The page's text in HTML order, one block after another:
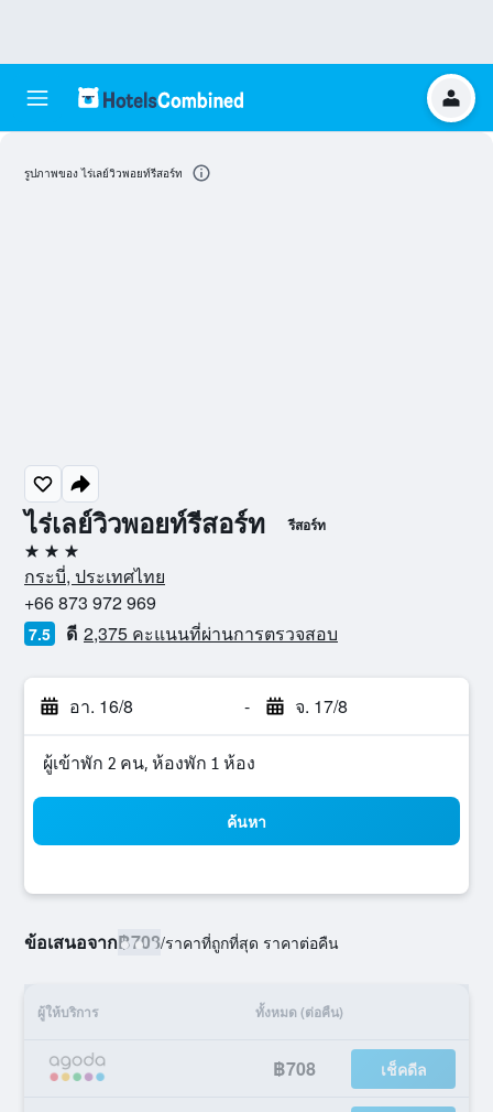
ไร่เลย์วิวพอยท์รีสอร์ท รีสอร์ท
3 ดาว
กระบี่, ประเทศไทย
+66 873 972 969
7.5 ดี 2,375 คะแนนที่ผ่านการตรวจสอบ
อา. 16/8 - จ. 17/8
ผู้เข้าพัก 2 คน, ห้องพัก 1 ห้อง
ค้นหา
ข้อเสนอจาก฿708/ราคาที่ถูกที่สุด ราคาต่อคืน
ผู้ให้บริการ ทั้งหมด (ต่อคืน)
฿708 เช็คดีล
รูปภาพของ ไร่เลย์วิวพอยท์รีสอร์ท